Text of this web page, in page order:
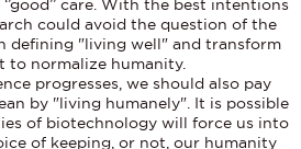
care. With the best intentions
could avoid the question of the
defining "living well" and transform
to normalize humanity.
progresses, we should also pay
by "living humanely". It is possible
of biotechnology will force us into
of keeping, or not, our humanity